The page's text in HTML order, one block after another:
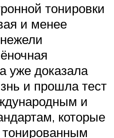
тонировки
и менее
уже доказала
и прошла тест
и
которые